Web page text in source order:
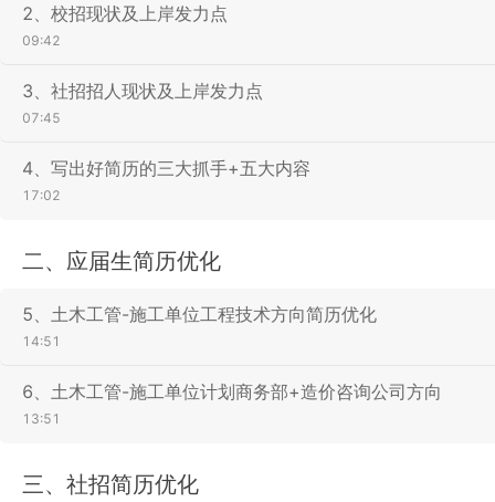
2、校招现状及上岸发力点
09:42
3、社招招人现状及上岸发力点
07:45
4、写出好简历的三大抓手+五大内容
17:02
二、应届生简历优化
5、土木工管-施工单位工程技术方向简历优化
14:51
6、土木工管-施工单位计划商务部+造价咨询公司方向
13:51
三、社招简历优化